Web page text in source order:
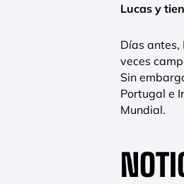
Lucas y
Días antes,
veces
Sin
Portugal e
Mundial.